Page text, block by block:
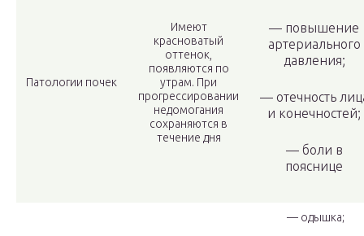
Патологии почек
Имеют
красноватый
оттенок,
появляются по
утрам. При
прогрессировании
недомогания
сохраняются в
течение дня
— повышение
артериального
давления;
— отечность
и конечностей;
— боли в
пояснице
— одышка;